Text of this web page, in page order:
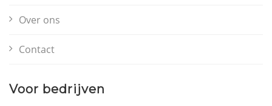
Over ons
Contact
Voor bedrijven